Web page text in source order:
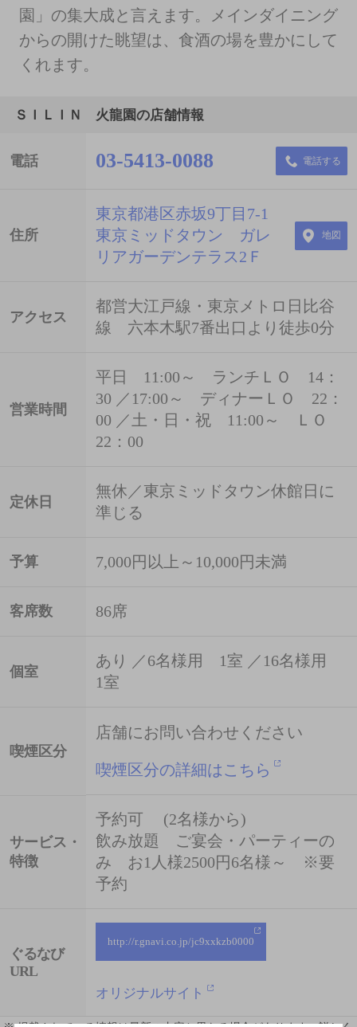
園」の集大成と言えます。メインダイニング
からの開けた眺望は、食酒の場を豊かにして
くれます。
ＳＩＬＩＮ 火龍園の店舗情報
電話 03-5413-0088 電話する
住所
東京都港区赤坂9丁目7-1
東京ミッドタウン ガレ
リアガーデンテラス2Ｆ
地図
アクセス
都営大江戸線・東京メトロ日比谷
線 六本木駅7番出口より徒歩0分
営業時間
平日 11:00～ ランチＬＯ 14：
30 ／17:00～ ディナーＬＯ 22：
00 ／土・日・祝 11:00～ ＬＯ
22：00
定休日
無休／東京ミッドタウン休館日に
準じる
予算 7,000円以上～10,000円未満
客席数 86席
個室
あり ／6名様用 1室 ／16名様用
1室
喫煙区分
店舗にお問い合わせください
喫煙区分の詳細はこちら
サービス・
特徴
予約可 (2名様から)
飲み放題 ご宴会・パーティーの
み お1人様2500円6名様～ ※要
予約
ぐるなび
URL
http://r.gnavi.co.jp/jc9xxkzb0000
オリジナルサイト